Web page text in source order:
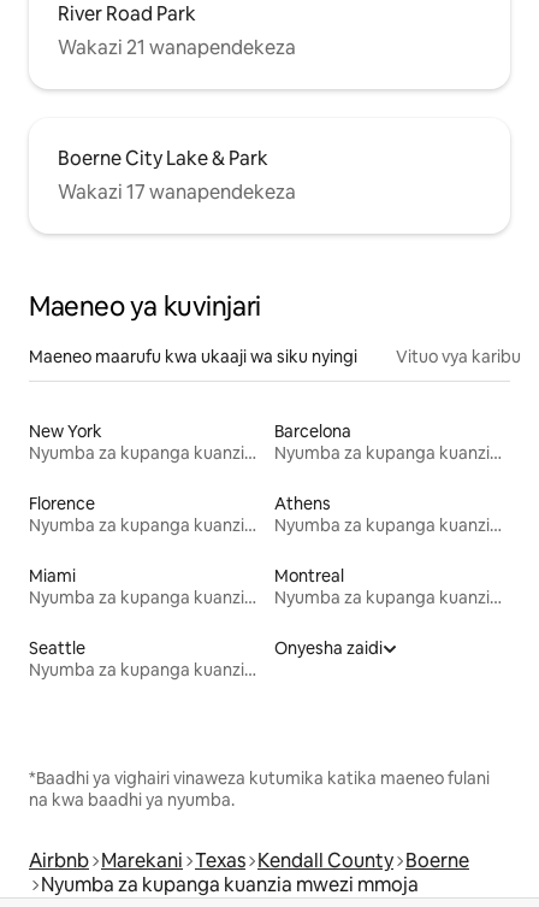
River Road Park
Wakazi 21 wanapendekeza
Boerne City Lake & Park
Wakazi 17 wanapendekeza
Maeneo ya kuvinjari
Maeneo maarufu kwa ukaaji wa siku nyingi Vituo vya karibu
New York
Nyumba za kupanga kuanzia mwezi mmoja
Barcelona
Nyumba za kupanga kuanzia mwezi mmoja
Florence
Nyumba za kupanga kuanzia mwezi mmoja
Athens
Nyumba za kupanga kuanzia mwezi mmoja
Miami
Nyumba za kupanga kuanzia mwezi mmoja
Montreal
Nyumba za kupanga kuanzia mwezi mmoja
Seattle
Nyumba za kupanga kuanzia mwezi mmoja
Onyesha zaidi
*Baadhi ya vighairi vinaweza kutumika katika maeneo fulani
na kwa baadhi ya nyumba.
Airbnb Marekani Texas Kendall County Boerne
Nyumba za kupanga kuanzia mwezi mmoja